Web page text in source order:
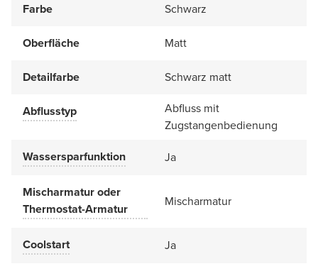
Farbe Schwarz
Oberfläche Matt
Detailfarbe Schwarz matt
Abflusstyp
Abfluss mit
Zugstangenbedienung
Wassersparfunktion
Ja
Mischarmatur oder
Thermostat-Armatur
Mischarmatur
Coolstart Ja